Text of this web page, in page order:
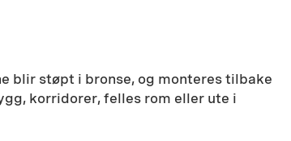
blir støpt i bronse, og monteres tilbake
korridorer, felles rom eller ute i